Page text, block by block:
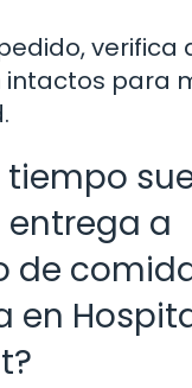
verifica
intactos para
a
de
en